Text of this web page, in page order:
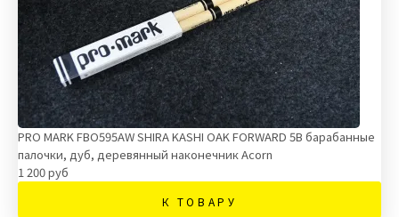
PRO MARK FBO595AW SHIRA KASHI OAK FORWARD 5B барабанные
палочки, дуб, деревянный наконечник Acorn
1 200 руб
К ТОВАРУ